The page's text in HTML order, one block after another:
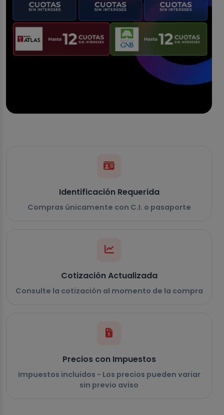
Identificación Requerida
Compras únicamente con C.I. o pasaporte
Cotización Actualizada
Consulte la cotización al momento de la compra
Precios con Impuestos
Impuestos incluidos - Los precios pueden variar
sin previo aviso